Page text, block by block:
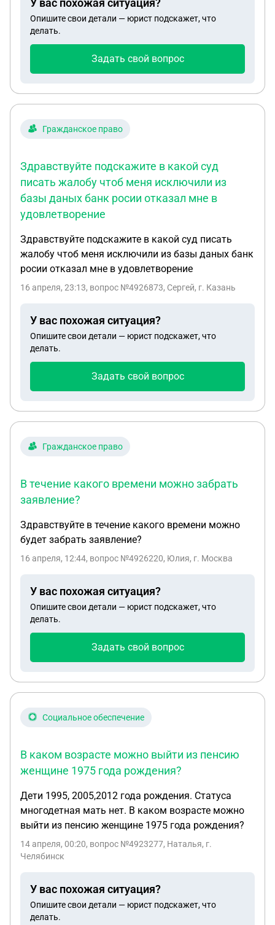
У вас похожая ситуация?
Опишите свои детали — юрист подскажет, что
делать.
Задать свой вопрос
Гражданское право
Здравствуйте подскажите в какой суд
писать жалобу чтоб меня исключили из
базы даных банк росии отказал мне в
удовлетворение
Здравствуйте подскажите в какой суд писать
жалобу чтоб меня исключили из базы даных банк
росии отказал мне в удовлетворение
16 апреля, 23:13, вопрос №4926873, Сергей, г. Казань
У вас похожая ситуация?
Опишите свои детали — юрист подскажет, что
делать.
Задать свой вопрос
Гражданское право
В течение какого времени можно забрать
заявление?
Здравствуйте в течение какого времени можно
будет забрать заявление?
16 апреля, 12:44, вопрос №4926220, Юлия, г. Москва
У вас похожая ситуация?
Опишите свои детали — юрист подскажет, что
делать.
Задать свой вопрос
Социальное обеспечение
В каком возрасте можно выйти из пенсию
женщине 1975 года рождения?
Дети 1995, 2005,2012 года рождения. Статуса
многодетная мать нет. В каком возрасте можно
выйти из пенсию женщине 1975 года рождения?
14 апреля, 00:20, вопрос №4923277, Наталья, г.
Челябинск
У вас похожая ситуация?
Опишите свои детали — юрист подскажет, что
делать.